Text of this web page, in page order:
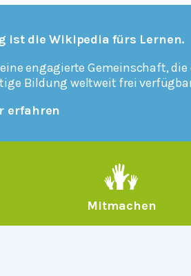
ist die Wikipedia fürs Lernen.
engagierte Gemeinschaft,
Bildung weltweit frei
erfahren
Mitmachen